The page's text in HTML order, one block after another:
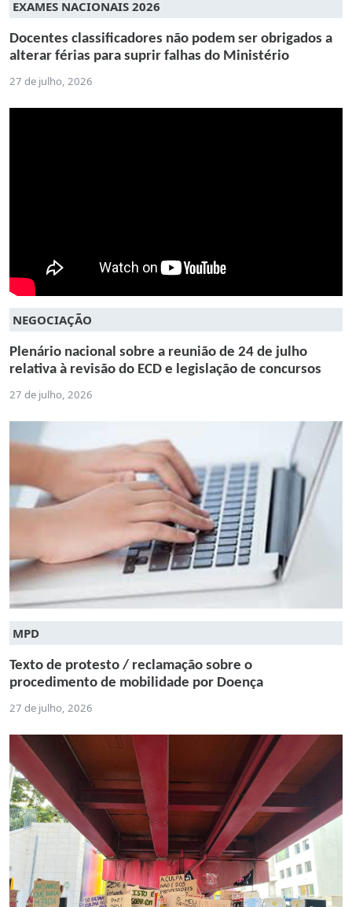
EXAMES NACIONAIS 2026
Docentes classificadores não podem ser obrigados a
alterar férias para suprir falhas do Ministério
27 de julho, 2026
NEGOCIAÇÃO
Plenário nacional sobre a reunião de 24 de julho
relativa à revisão do ECD e legislação de concursos
27 de julho, 2026
MPD
Texto de protesto / reclamação sobre o
procedimento de mobilidade por Doença
27 de julho, 2026